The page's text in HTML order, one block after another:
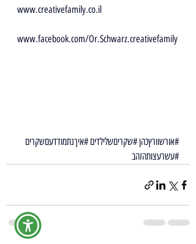
www.creativefamily.co.il
www.facebook.com/Or.Schwarz.creativefamily
#אורשוורץכהן#שקריםשלילדים #איךנתמודדעםשקרים
#עשרעצותהזהב